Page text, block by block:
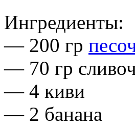
Ингредиенты:
— 200 гр
— 70 гр
— 4 киви
— 2 банана